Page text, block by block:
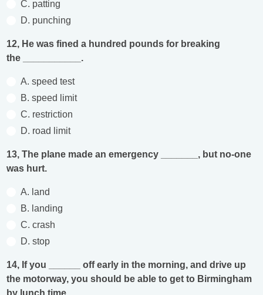
C. patting
D. punching
12, He was fined a hundred pounds for breaking
the ___________.
A. speed test
B. speed limit
C. restriction
D. road limit
13, The plane made an emergency _______, but no-one
was hurt.
A. land
B. landing
C. crash
D. stop
14, If you ______ off early in the morning, and drive up
the motorway, you should be able to get to Birmingham